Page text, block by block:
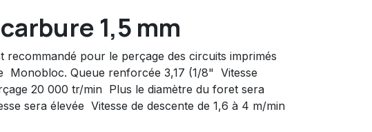
1,5 mm
recommandé pour le perçage des circuits imprimés
 Monobloc. Queue renforcée 3,17 (1/8"  Vitesse
20 000 tr/min  Plus le diamètre du foret sera
sera élevée  Vitesse de descente de 1,6 à 4 m/min